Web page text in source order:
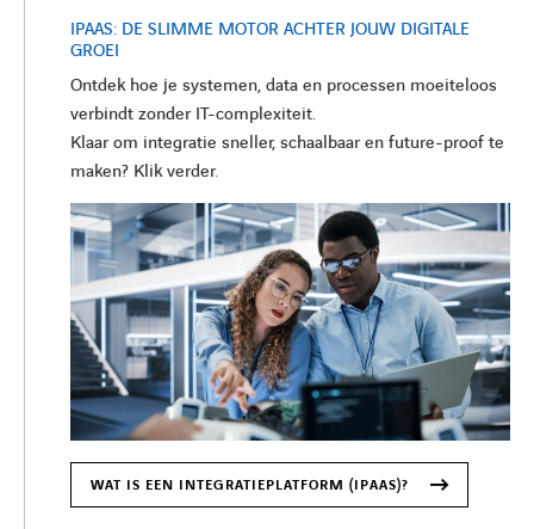
IPAAS: DE SLIMME MOTOR ACHTER JOUW DIGITALE
GROEI
Ontdek hoe je systemen, data en processen moeiteloos
verbindt zonder IT-complexiteit.
Klaar om integratie sneller, schaalbaar en future-proof te
maken? Klik verder.
WAT IS EEN INTEGRATIEPLATFORM (IPAAS)?